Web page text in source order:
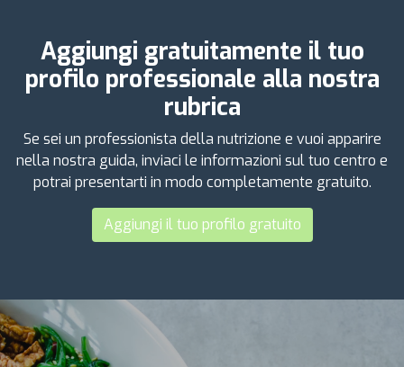
Aggiungi gratuitamente il tuo
profilo professionale alla nostra
rubrica
Se sei un professionista della nutrizione e vuoi apparire
nella nostra guida, inviaci le informazioni sul tuo centro e
potrai presentarti in modo completamente gratuito.
Aggiungi il tuo profilo gratuito